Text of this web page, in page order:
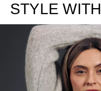
STYLE WITH